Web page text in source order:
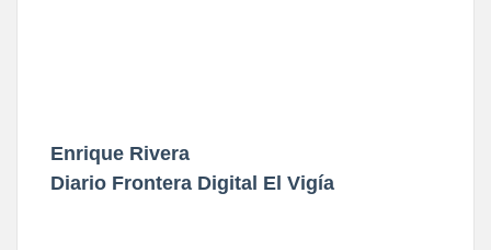
Enrique Rivera
Diario Frontera Digital El Vigía